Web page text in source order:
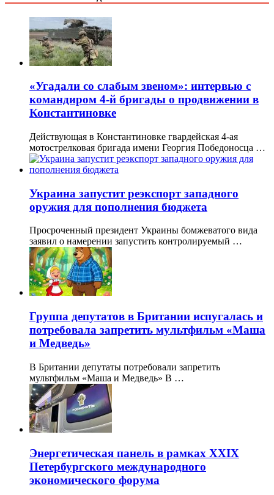
«Угадали со слабым звеном»: интервью с
командиром 4-й бригады о продвижении в
Константиновке
Действующая в Константиновке гвардейская 4-ая
мотострелковая бригада имени Георгия Победоносца …
Украина запустит реэкспорт западного
оружия для пополнения бюджета
Просроченный президент Украины бомжеватого вида
заявил о намерении запустить контролируемый …
Группа депутатов в Британии испугалась и
потребовала запретить мультфильм «Маша
и Медведь»
В Британии депутаты потребовали запретить
мультфильм «Маша и Медведь» В …
Энергетическая панель в рамках XXIX
Петербургского международного
экономического форума